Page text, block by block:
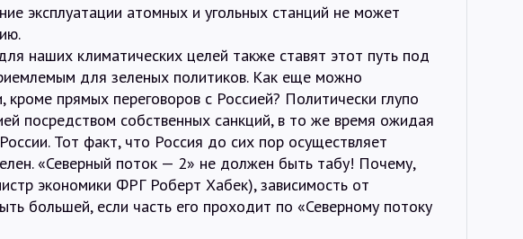
эксплуатации атомных и угольных станций не может
наших климатических целей также ставят этот путь под
для зеленых политиков. Как еще можно
кроме прямых переговоров с Россией? Политически глупо
посредством собственных санкций, в то же время ожидая
Тот факт, что Россия до сих пор осуществляет
«Северный поток — 2» не должен быть табу! Почему,
экономики ФРГ Роберт Хабек), зависимость от
большей, если часть его проходит по «Северному потоку